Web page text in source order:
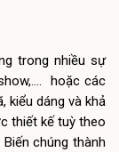
trong nhiều sự
hoặc các
kiểu dáng và khả
thiết kế tuỳ theo
chúng thành